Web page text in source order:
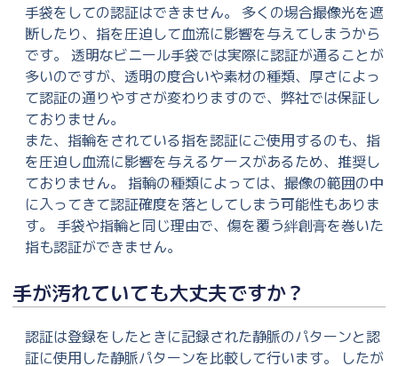
手袋をしての認証はできません。 多くの場合撮像光を遮
断したり、指を圧迫して血流に影響を与えてしまうから
です。 透明なビニール手袋では実際に認証が通ることが
多いのですが、透明の度合いや素材の種類、厚さによっ
て認証の通りやすさが変わりますので、弊社では保証し
ておりません。
また、指輪をされている指を認証にご使用するのも、指
を圧迫し血流に影響を与えるケースがあるため、推奨し
ておりません。 指輪の種類によっては、撮像の範囲の中
に入ってきて認証確度を落としてしまう可能性もありま
す。 手袋や指輪と同じ理由で、傷を覆う絆創膏を巻いた
指も認証ができません。
手が汚れていても大丈夫ですか？
認証は登録をしたときに記録された静脈のパターンと認
証に使用した静脈パターンを比較して行います。 したが